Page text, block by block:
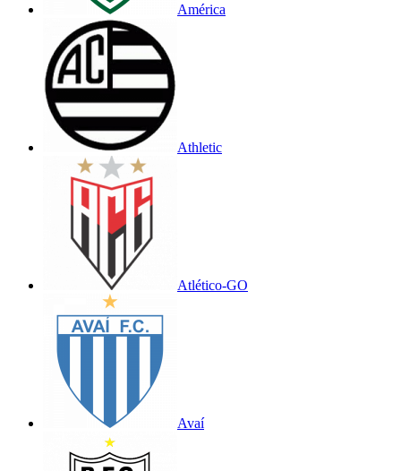
América
Athletic
Atlético-GO
Avaí